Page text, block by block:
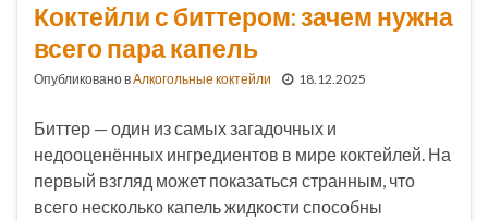
Коктейли с биттером: зачем нужна
всего пара капель
Опубликовано вАлкогольные коктейли 18.12.2025
Биттер — один из самых загадочных и
недооценённых ингредиентов в мире коктейлей. На
первый взгляд может показаться странным, что
всего несколько капель жидкости способны